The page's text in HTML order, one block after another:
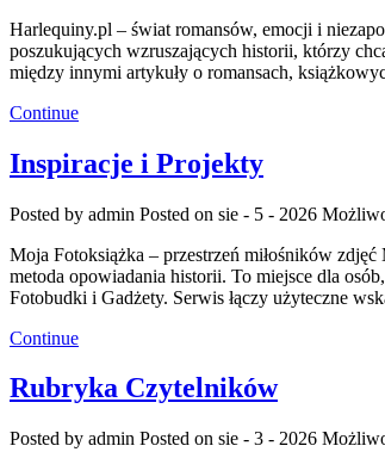
Harlequiny.pl – świat romansów, emocji i
poszukujących wzruszających historii, którzy
między innymi artykuły o romansach,
Continue
Inspiracje i Projekty
Posted by admin Posted on sie - 5 - 2026
Moja Fotoksiążka – przestrzeń miłośników
metoda opowiadania historii. To miejsce dla
Fotobudki i Gadżety. Serwis łączy użyteczne
Continue
Rubryka Czytelników
Posted by admin Posted on sie - 3 - 2026